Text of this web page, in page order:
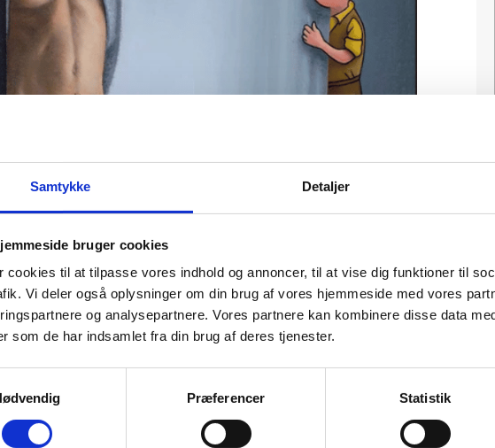
Samtykke Detaljer
bruger cookies
cookies til at tilpasse vores indhold og annoncer, til at vise dig funktioner til
Vi deler også oplysninger om din brug af vores hjemmeside med vores
og analysepartnere. Vores partnere kan kombinere disse data
som de har indsamlet fra din brug af deres tjenester.
Præferencer Statistik